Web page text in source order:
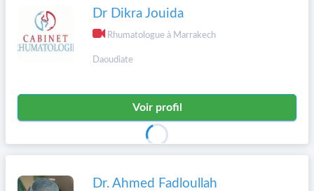
Dr Dikra Jouida
Rhumatologue à Marrakech
Daoudiate
Voir profil
Dr. Ahmed Fadloullah